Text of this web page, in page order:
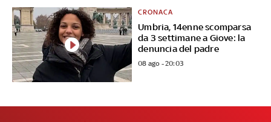
Umbria, 14enne scomparsa
da 3 settimane a Giove: la
denuncia del padre
CRONACA
08 ago - 20:03